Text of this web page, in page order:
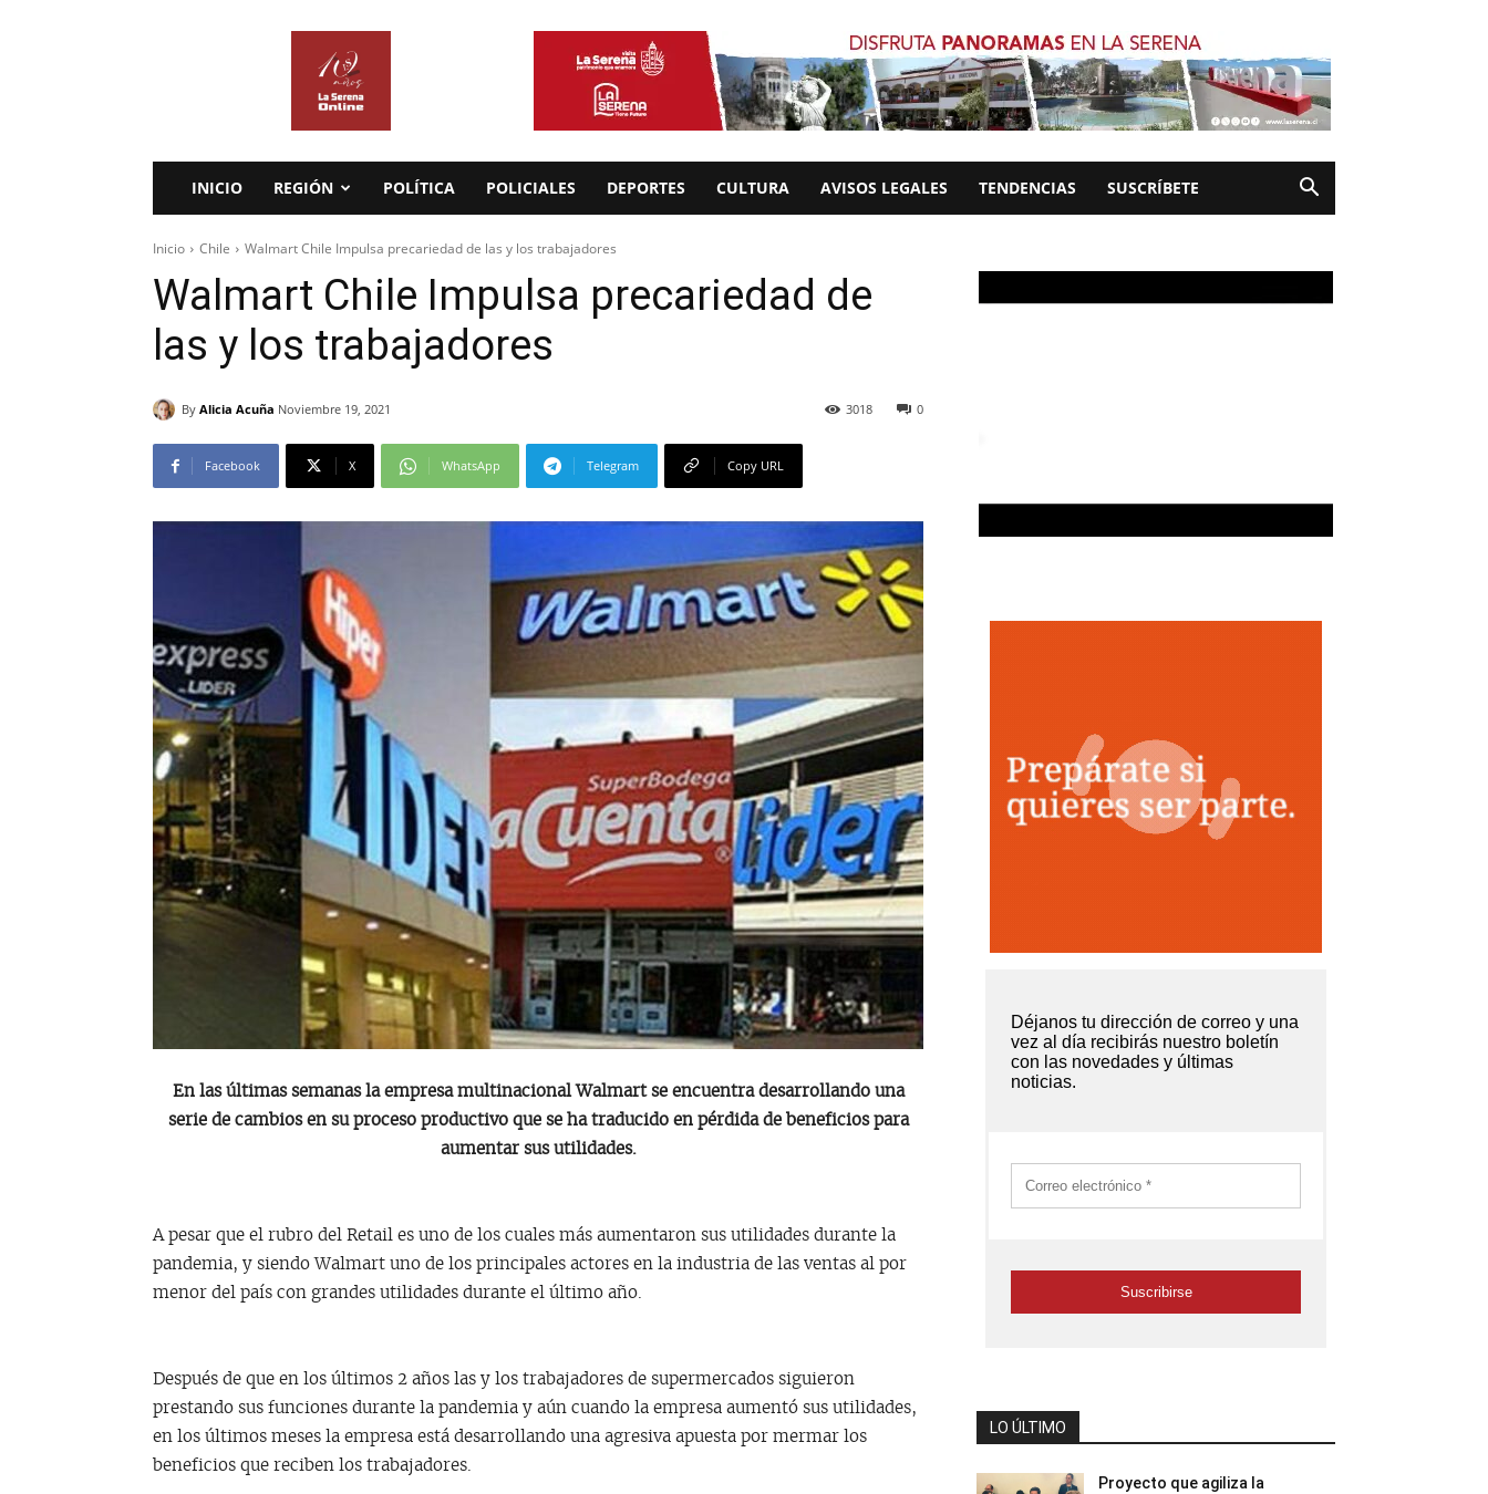
INICIO REGIÓN POLÍTICA POLICIALES DEPORTES CULTURA AVISOS LEGALES TENDENCIAS SUSCRÍBETE
Inicio Chile Walmart Chile Impulsa precariedad de las y los trabajadores
Walmart Chile Impulsa precariedad de
las y los trabajadores
By Alicia Acuña Noviembre 19, 2021 0
3018
Facebook X WhatsApp Telegram Copy URL
En las últimas semanas la empresa multinacional Walmart se encuentra desarrollando una
serie de cambios en su proceso productivo que se ha traducido en pérdida de beneficios para
aumentar sus utilidades.
A pesar que el rubro del Retail es uno de los cuales más aumentaron sus utilidades durante la
pandemia, y siendo Walmart uno de los principales actores en la industria de las ventas al por
menor del país con grandes utilidades durante el último año.
Después de que en los últimos 2 años las y los trabajadores de supermercados siguieron
prestando sus funciones durante la pandemia y aún cuando la empresa aumentó sus utilidades,
en los últimos meses la empresa está desarrollando una agresiva apuesta por mermar los
beneficios que reciben los trabajadores.
LO ÚLTIMO
Proyecto que agiliza la